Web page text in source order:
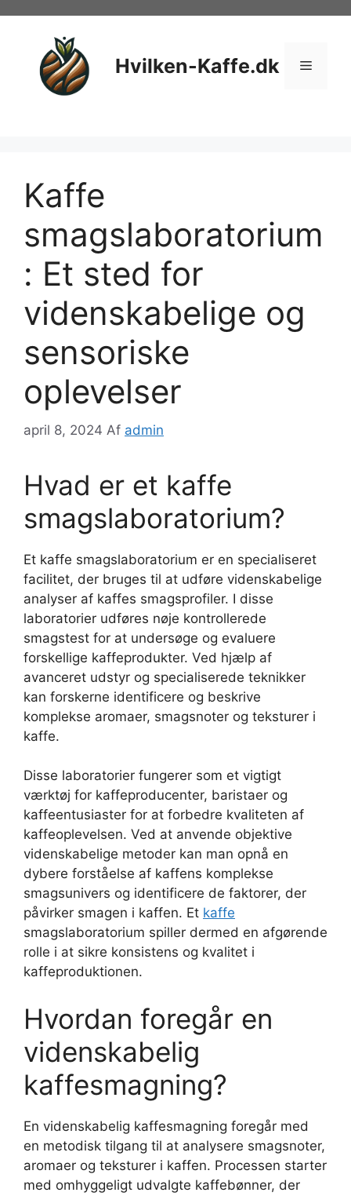
Hvilken-Kaffe.dk Menu
Kaffe
smagslaboratorium
: Et sted for
videnskabelige og
sensoriske
oplevelser
april 8, 2024 Af admin
Hvad er et kaffe
smagslaboratorium?
Et kaffe smagslaboratorium er en specialiseret
facilitet, der bruges til at udføre videnskabelige
analyser af kaffes smagsprofiler. I disse
laboratorier udføres nøje kontrollerede
smagstest for at undersøge og evaluere
forskellige kaffeprodukter. Ved hjælp af
avanceret udstyr og specialiserede teknikker
kan forskerne identificere og beskrive
komplekse aromaer, smagsnoter og teksturer i
kaffe.
Disse laboratorier fungerer som et vigtigt
værktøj for kaffeproducenter, baristaer og
kaffeentusiaster for at forbedre kvaliteten af
kaffeoplevelsen. Ved at anvende objektive
videnskabelige metoder kan man opnå en
dybere forståelse af kaffens komplekse
smagsunivers og identificere de faktorer, der
påvirker smagen i kaffen. Et kaffe
smagslaboratorium spiller dermed en afgørende
rolle i at sikre konsistens og kvalitet i
kaffeproduktionen.
Hvordan foregår en
videnskabelig
kaffesmagning?
En videnskabelig kaffesmagning foregår med
en metodisk tilgang til at analysere smagsnoter,
aromaer og teksturer i kaffen. Processen starter
med omhyggeligt udvalgte kaffebønner, der